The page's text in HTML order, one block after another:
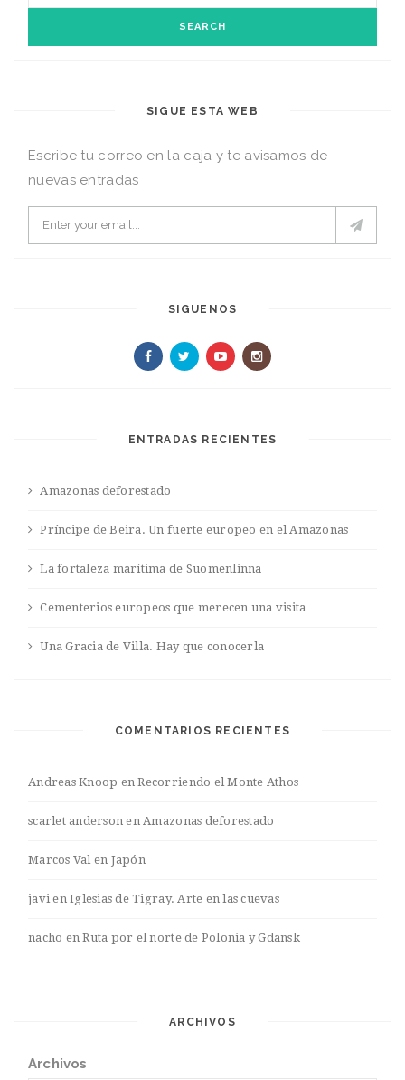
SIGUE ESTA WEB
Escribe tu correo en la caja y te avisamos de
nuevas entradas
SIGUENOS
ENTRADAS RECIENTES
Amazonas deforestado
Príncipe de Beira. Un fuerte europeo en el Amazonas
La fortaleza marítima de Suomenlinna
Cementerios europeos que merecen una visita
Una Gracia de Villa. Hay que conocerla
COMENTARIOS RECIENTES
Andreas Knoop enRecorriendo el Monte Athos
scarlet anderson enAmazonas deforestado
Marcos Valen Japón
javienIglesias de Tigray. Arte en las cuevas
nacho enRuta por el norte de Polonia y Gdansk
ARCHIVOS
Archivos